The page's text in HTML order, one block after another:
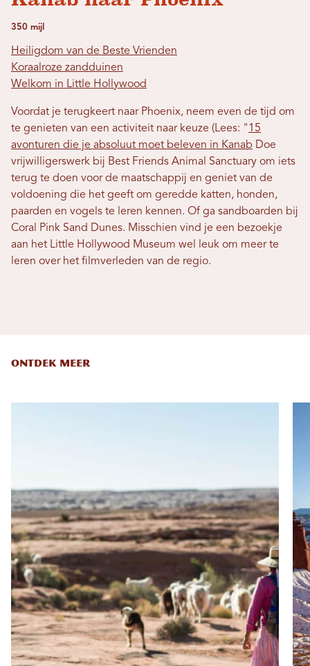
350 mijl
Heiligdom van de Beste Vrienden
Koraalroze zandduinen
Welkom in Little Hollywood
Voordat je terugkeert naar Phoenix, neem even de tijd om
te genieten van een activiteit naar keuze (Lees: "15
avonturen die je absoluut moet beleven in Kanab Doe
vrijwilligerswerk bij Best Friends Animal Sanctuary om iets
terug te doen voor de maatschappij en geniet van de
voldoening die het geeft om geredde katten, honden,
paarden en vogels te leren kennen. Of ga sandboarden bij
Coral Pink Sand Dunes. Misschien vind je een bezoekje
aan het Little Hollywood Museum wel leuk om meer te
leren over het filmverleden van de regio.
ONTDEK MEER